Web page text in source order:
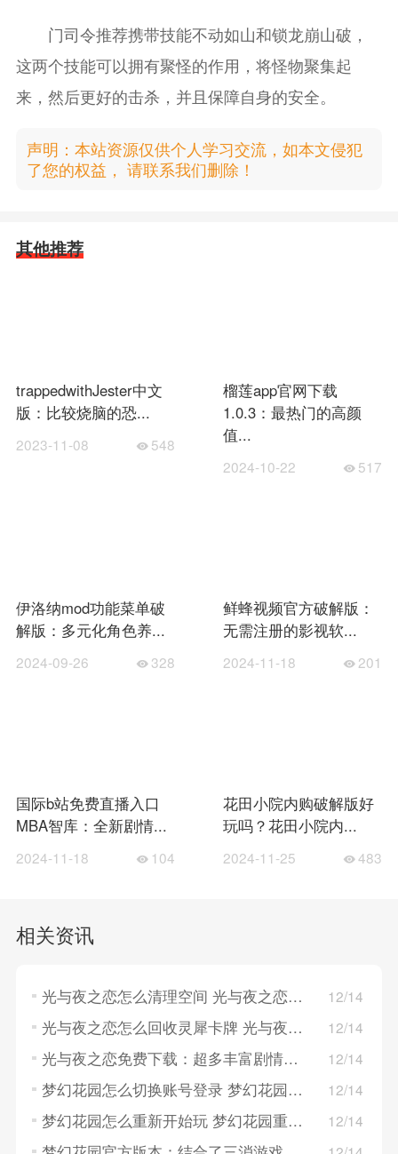
门司令推荐携带技能不动如山和锁龙崩山破，
这两个技能可以拥有聚怪的作用，将怪物聚集起
来，然后更好的击杀，并且保障自身的安全。
声明：本站资源仅供个人学习交流，如本文侵犯
了您的权益， 请联系我们删除！
其他推荐
trappedwithJester中文
版：比较烧脑的恐...
2023-11-08 548
榴莲app官网下载
1.0.3：最热门的高颜
值...
2024-10-22 517
伊洛纳mod功能菜单破
解版：多元化角色养...
2024-09-26 328
鲜蜂视频官方破解版：
无需注册的影视软...
2024-11-18 201
国际b站免费直播入口
MBA智库：全新剧情...
2024-11-18 104
花田小院内购破解版好
玩吗？花田小院内...
2024-11-25 483
相关资讯
光与夜之恋怎么清理空间 光与夜之恋清理空间的方法 12/14
光与夜之恋怎么回收灵犀卡牌 光与夜之恋回收灵犀卡牌的方法 12/14
光与夜之恋免费下载：超多丰富剧情演绎，卡片精致！ 12/14
梦幻花园怎么切换账号登录 梦幻花园切换账号登录的方法 12/14
梦幻花园怎么重新开始玩 梦幻花园重新开始玩的方法 12/14